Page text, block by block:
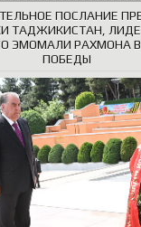
ПОСЛАНИЕ
ТАДЖИКИСТАН,
ЭМОМАЛИ РАХМОНА В
ПОБЕДЫ